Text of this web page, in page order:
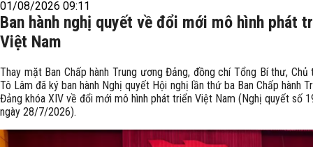
01/08/2026 09:11
Ban hành nghị quyết về đổi mới mô hình phát
Việt Nam
Thay mặt Ban Chấp hành Trung ương Đảng, đồng chí Tổng Bí thư,
Tô Lâm đã ký ban hành Nghị quyết Hội nghị lần thứ ba Ban Chấp hành
Đảng khóa XIV về đổi mới mô hình phát triển Việt Nam (Nghị quyết số
ngày 28/7/2026).